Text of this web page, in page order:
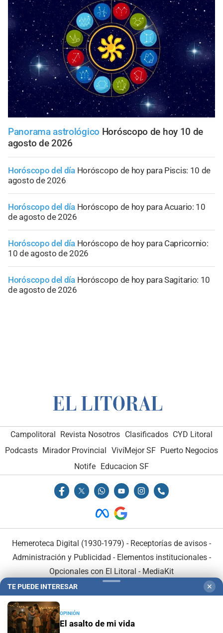
Panorama astrológico Horóscopo de hoy 10 de
agosto de 2026
Horóscopo del día Horóscopo de hoy para Piscis: 10 de
agosto de 2026
Horóscopo del día Horóscopo de hoy para Acuario: 10
de agosto de 2026
Horóscopo del día Horóscopo de hoy para Capricornio:
10 de agosto de 2026
Horóscopo del día Horóscopo de hoy para Sagitario: 10
de agosto de 2026
Campolitoral Revista Nosotros Clasificados CYD Litoral
Podcasts Mirador Provincial VivíMejor SF Puerto Negocios
Notife
Educacion SF
Hemeroteca Digital (1930-1979) - Receptorías de avisos -
Administración y Publicidad - Elementos institucionales-
Opcionales con El Litoral - MediaKit
TE PUEDE INTERESAR ✕
OPINIÓN
El asalto de mi vida